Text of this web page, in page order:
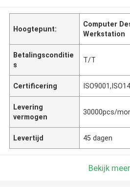
Hoogtepunt:
Computer
Werkstation
Betalingsconditie
s
T/T
Certificering
Levering
vermogen
30000pcs/
Levertijd 45 dagen
Bekijk meer